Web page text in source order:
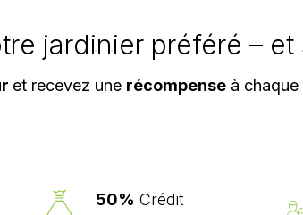
jardinier préféré –
et recevez une récompense à
50% Crédit